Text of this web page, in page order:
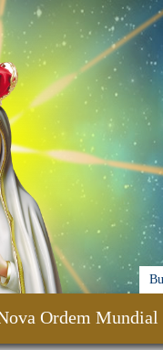
Ordem Mundial